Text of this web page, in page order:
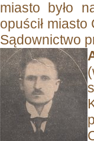
miasto było
opuścił
Sądownictwo